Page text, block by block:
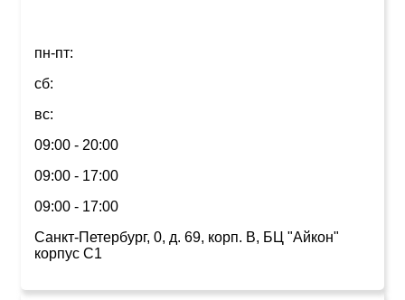
пн-пт:
сб:
вс:
09:00 - 20:00
09:00 - 17:00
09:00 - 17:00
Санкт-Петербург, 0, д. 69, корп. В, БЦ "Айкон"
корпус С1